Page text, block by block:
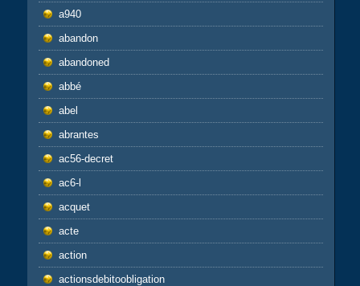
a940
abandon
abandoned
abbé
abel
abrantes
ac56-decret
ac6-l
acquet
acte
action
actionsdebitoobligation